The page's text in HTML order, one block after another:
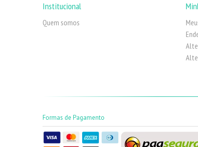
Institucional
Quem somos
Formas de Pagamento